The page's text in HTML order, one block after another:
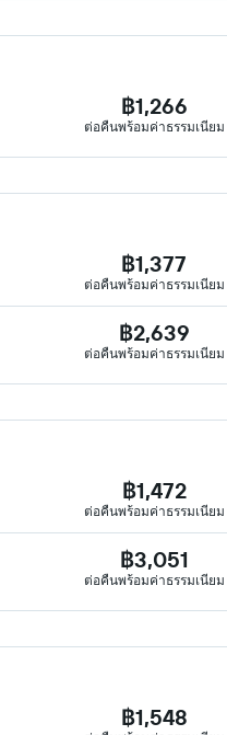
฿1,266
ต่อคืนพร้อมค่าธรรมเนียม
฿1,377
ต่อคืนพร้อมค่าธรรมเนียม
฿2,639
ต่อคืนพร้อมค่าธรรมเนียม
฿1,472
ต่อคืนพร้อมค่าธรรมเนียม
฿3,051
ต่อคืนพร้อมค่าธรรมเนียม
฿1,548